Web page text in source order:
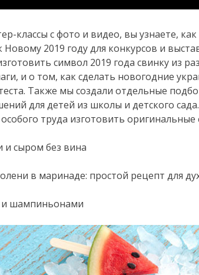
классы с фото и видео, вы узнаете,
Новому 2019 году для конкурсов и
символ 2019 года свинку из
и о том, как сделать новогодние
Также мы создали отдельные
для детей из школы и детского
особого труда изготовить
и сыром без вина
в маринаде: простой рецепт для
и шампиньонами